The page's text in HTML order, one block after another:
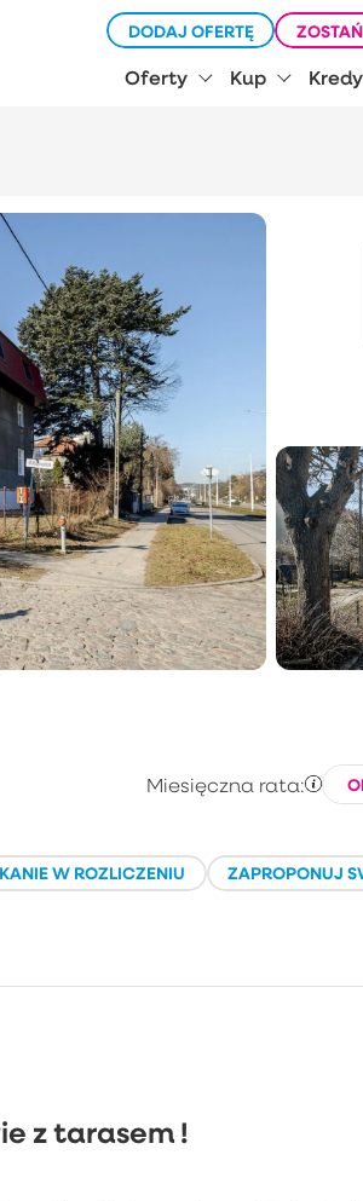
DODAJ OFERTĘ
Oferty Kup
Miesięczna rata:
W ROZLICZENIU ZAPROPONUJ
z tarasem !